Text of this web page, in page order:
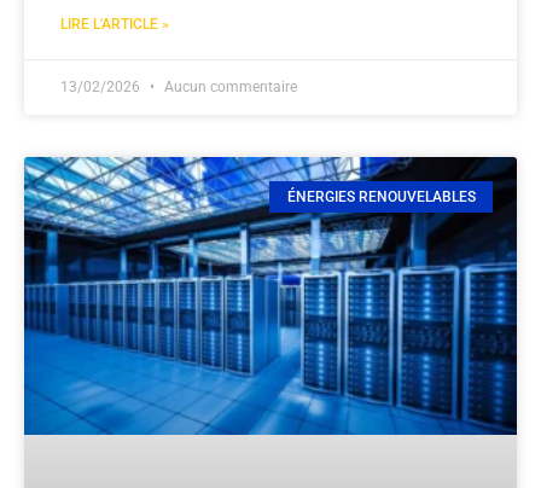
LIRE L'ARTICLE »
13/02/2026 Aucun commentaire
ÉNERGIES RENOUVELABLES